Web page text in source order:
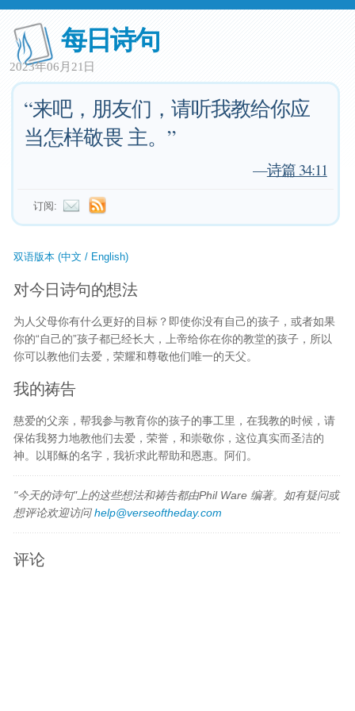
每日诗句
2023年06月21日
“来吧，朋友们，请听我教给你应
当怎样敬畏 主。”
—诗篇 34:11
订阅:
双语版本 (中文 / English)
对今日诗句的想法
为人父母你有什么更好的目标？即使你没有自己的孩子，或者如果
你的“自己的”孩子都已经长大，上帝给你在你的教堂的孩子，所以
你可以教他们去爱，荣耀和尊敬他们唯一的天父。
我的祷告
慈爱的父亲，帮我参与教育你的孩子的事工里，在我教的时候，请
保佑我努力地教他们去爱，荣誉，和崇敬你，这位真实而圣洁的
神。以耶稣的名字，我祈求此帮助和恩惠。阿们。
"今天的诗句"上的这些想法和祷告都由Phil Ware 编著。如有疑问或
想评论欢迎访问help@verseoftheday.com
评论